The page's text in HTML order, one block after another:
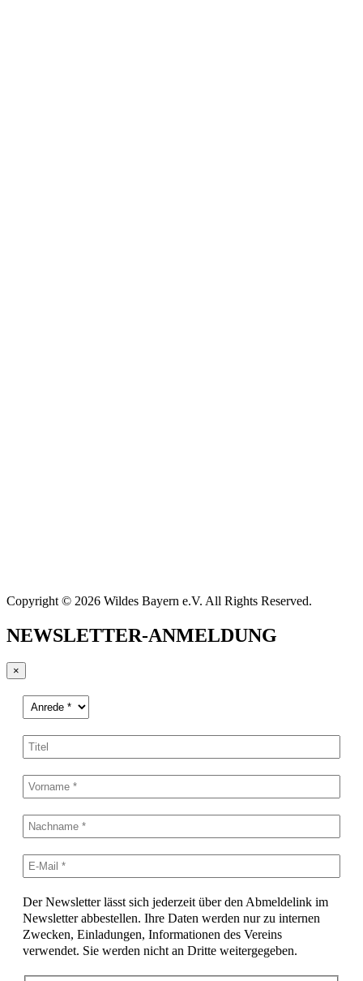
Copyright © 2026 Wildes Bayern e.V. All Rights Reserved.
NEWSLETTER-ANMELDUNG
×
Der Newsletter lässt sich jederzeit über den Abmeldelink im
Newsletter abbestellen. Ihre Daten werden nur zu internen
Zwecken, Einladungen, Informationen des Vereins
verwendet. Sie werden nicht an Dritte weitergegeben.